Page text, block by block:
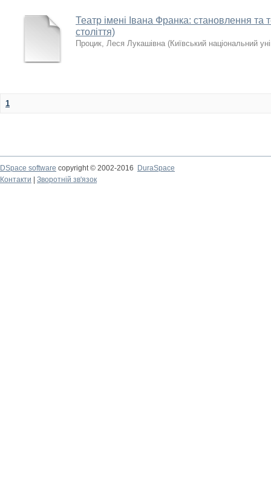
Театр імені Івана Франка: становлення та
століття)
Процик, Леся Лукашівна (Київський національний
1
DSpace software copyright © 2002-2016
DuraSpace
Контакти
Зворотній зв'язок